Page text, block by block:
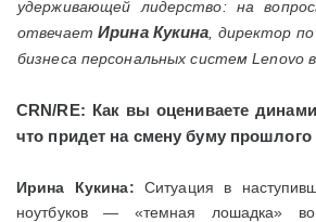
удерживающей лидерство: на
отвечаетИрина Кукина , директор
бизнеса персональных систем Lenovo в
CRN/RE: Как вы оцениваете
что придет на смену буму прошлого
Ирина Кукина: Ситуация в
ноутбуков — «темная лошадка» во